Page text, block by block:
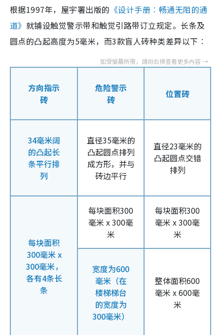
根据1997年，屋宇署出版的 《设计手册︰畅通无阻的通
道》 就铺设触觉警示带和触觉引路带订立规定。长条及
圆点的凸起高度为5毫米，而3款盲人砖种类差异以下︰
方向指示
砖
危险警示
砖
位置砖
34毫米阔
的凸起长
条平行排
列
直径35毫米的
凸起圆点排列
成方形，并与
砖边平行
直径23毫米的
凸起圆点交错
排列
每块面积
300毫米 x
300毫米，
各有4条长
条
每块面积300
毫米 x 300毫
米
每块面积300
毫米 x 300毫
米
宽度为600
毫米（在
楼梯梯台
的宽度为
300毫米）
整体面积600
毫米 x 600毫
米